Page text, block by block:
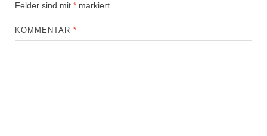
Felder sind mit * markiert
KOMMENTAR*